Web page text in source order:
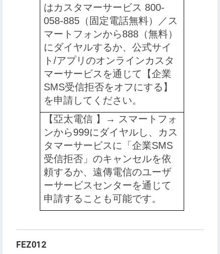
はカスタマーサービス 800-
058-885（固定電話無料）／ス
マートフォンから888（無料）
にダイヤルするか、公式サイ
ト/アプリのオンラインカスタ
マーサービスを通じて【企業
SMS受信拒否をオフにする】
を申請してください。
【️亞太電信 】→ スマートフォ
ンから999にダイヤルし、カス
タマーサービスに「企業SMS
受信拒否」のキャンセルを依
頼するか、遠傳電信のユーザ
ーサービスセンターを通じて
申請することも可能です。
FEZ012